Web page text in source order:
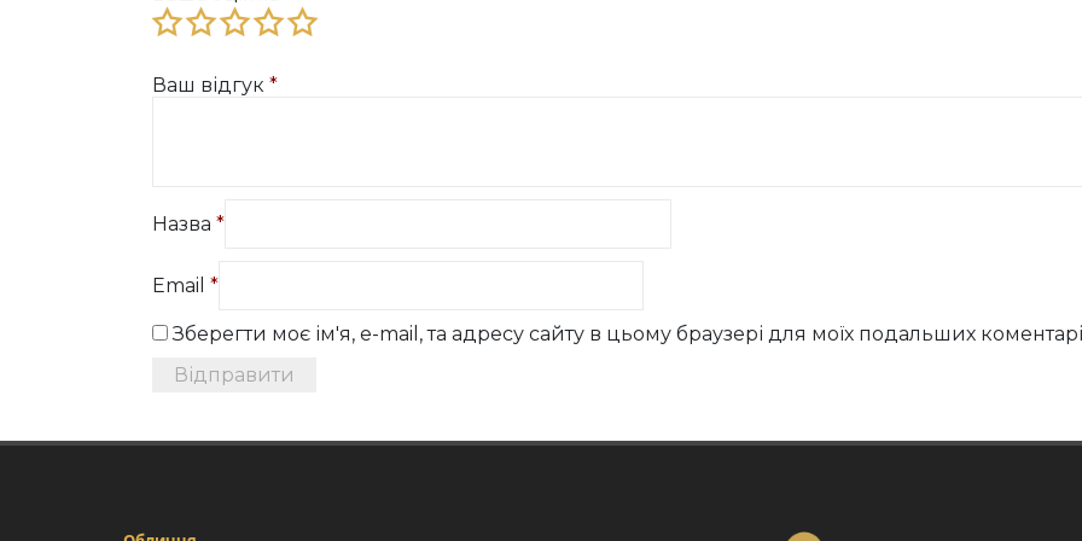
Ваш відгук *
Назва *
Email *
Зберегти моє ім'я, e-mail, та адресу сайту в цьому браузері для моїх подальших